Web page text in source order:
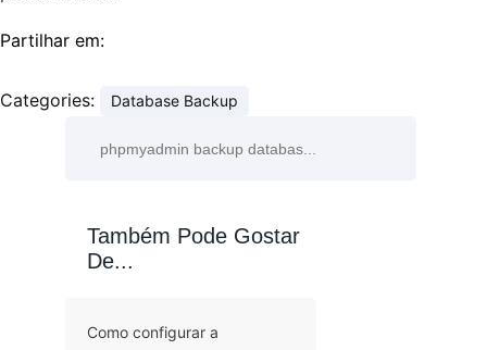
Partilhar em:
Categories: Database Backup
Também Pode Gostar
De...
Como configurar a